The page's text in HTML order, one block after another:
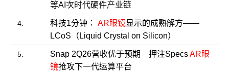
等AI次时代硬件产业链
4. 科技1分钟： AR眼镜显示的成熟解方——
LCoS（Liquid Crystal on Silicon）
5. Snap 2Q26营收优于预期 押注SpecsAR眼
镜抢攻下一代运算平台